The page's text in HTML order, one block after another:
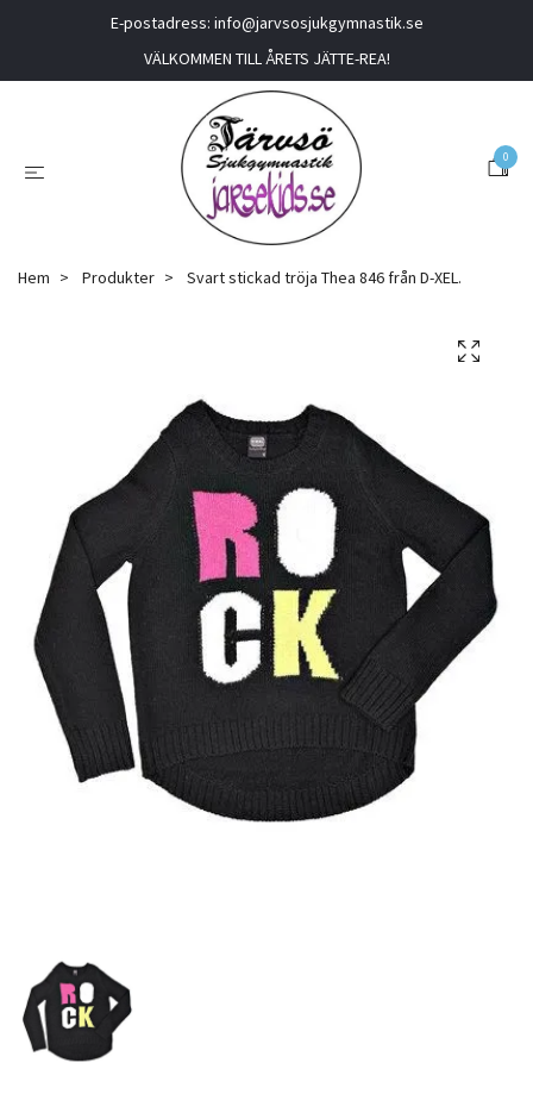
E-postadress: info@jarvsosjukgymnastik.se
VÄLKOMMEN TILL ÅRETS JÄTTE-REA!
0
Hem Produkter Svart stickad tröja Thea 846 från D-XEL.